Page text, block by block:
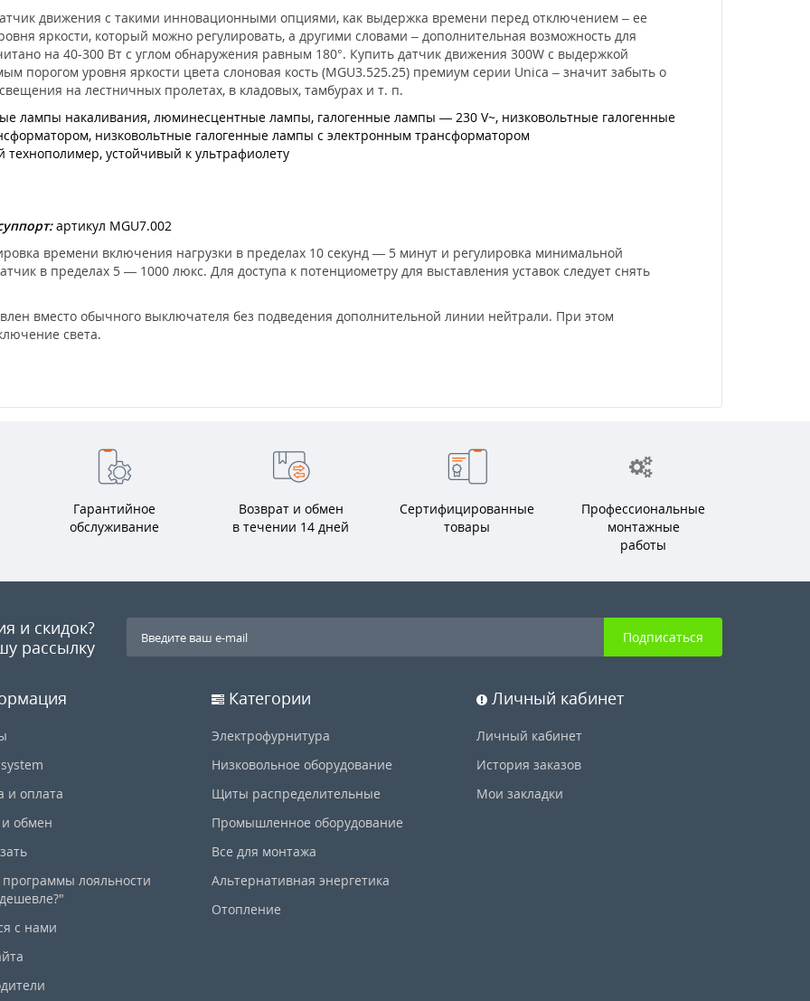
движения с такими инновационными опциями, как выдержка времени перед отключением – ее
яркости, который можно регулировать, а другими словами – дополнительная возможность для
на 40-300 Вт с углом обнаружения равным 180°. Купить датчик движения 300W с выдержкой
порогом уровня яркости цвета слоновая кость (MGU3.525.25) премиум серии Unica – значит забыть о
на лестничных пролетах, в кладовых, тамбурах и т. п.
лампы накаливания, люминесцентные лампы, галогенные лампы — 230 V~, низковольтные галогенные
низковольтные галогенные лампы с электронным трансформатором
устойчивый к ультрафиолету
артикул MGU7.002
времени включения нагрузки в пределах 10 секунд — 5 минут и регулировка минимальной
в пределах 5 — 1000 люкс. Для доступа к потенциометру для выставления уставок следует снять
вместо обычного выключателя без подведения дополнительной линии нейтрали. При этом
света.
Гарантийное
обслуживание
Возврат и обмен
в течении 14 дней
Сертифицированные
товары
Профессиональные
монтажные
работы
и скидок?
рассылку
Подписаться
и оплата
обмен
лояльности
с нами
Категории
Электрофурнитура
Низковольное оборудование
Щиты распределительные
Промышленное оборудование
Все для монтажа
Альтернативная энергетика
Отопление
Личный кабинет
Личный кабинет
История заказов
Мои закладки